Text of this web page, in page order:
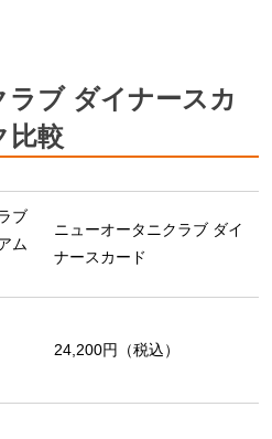
ブ ダイナースカ
比較
ブ
ム
ニューオータニクラブ ダイ
ナースカード
24,200円（税込）